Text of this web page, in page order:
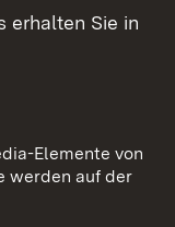
erhalten Sie in
Elemente von
werden auf der